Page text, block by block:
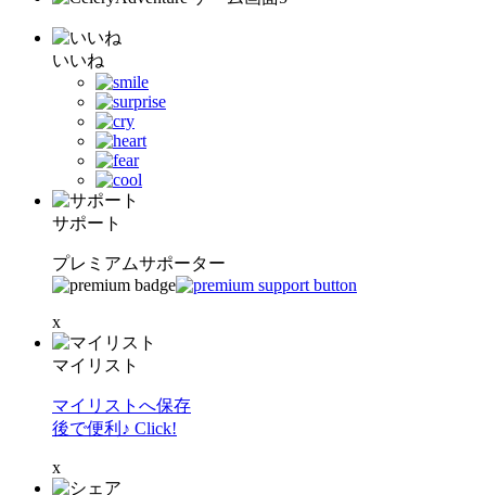
いいね
サポート
プレミアムサポーター
x
マイリスト
マイリストへ保存
後で便利♪ Click!
x